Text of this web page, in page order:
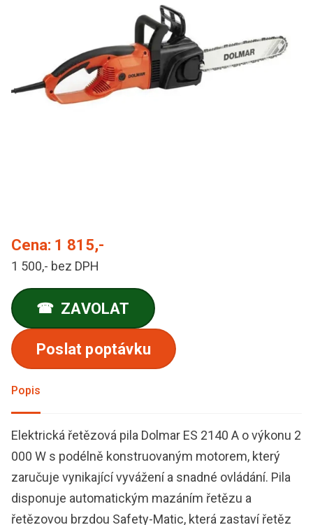
Cena: 1 815,-
1 500,- bez DPH
☎ ZAVOLAT
Poslat poptávku
Popis
Elektrická řetězová pila Dolmar ES 2140 A o výkonu 2
000 W s podélně konstruovaným motorem, který
zaručuje vynikající vyvážení a snadné ovládání. Pila
disponuje automatickým mazáním řetězu a
řetězovou brzdou Safety-Matic, která zastaví řetěz